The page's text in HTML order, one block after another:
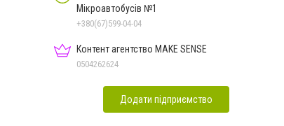
Мікроавтобусів №1
+380(67)599-04-04
Контент агентство MAKE SENSE
0504262624
Додати підприємство